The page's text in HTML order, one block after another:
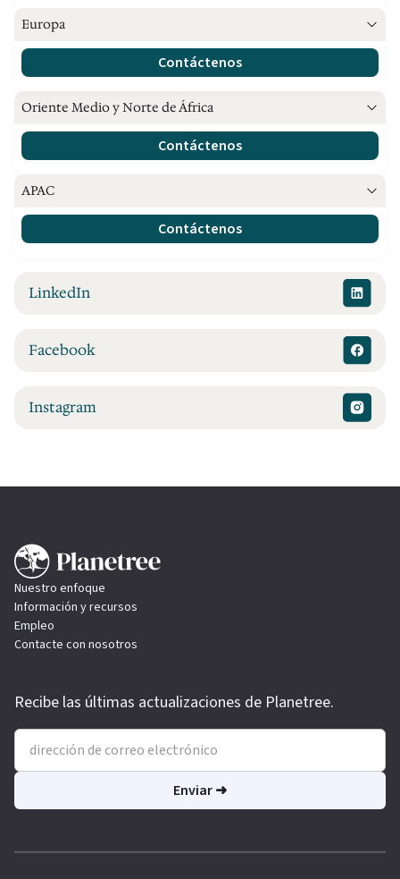
Europa
Contáctenos
Oriente Medio y Norte de África
Contáctenos
APAC
Contáctenos
LinkedIn
Facebook
Instagram
Nuestro enfoque
Información y recursos
Empleo
Contacte con nosotros
Recibe las últimas actualizaciones de Planetree.